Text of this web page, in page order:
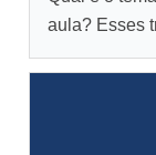
aula? Esses